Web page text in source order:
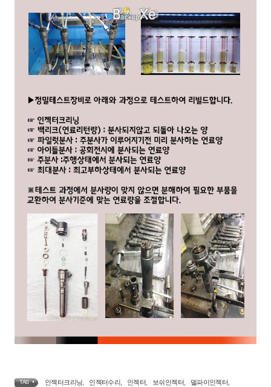
TAG • 인젝터크리닝 인젝터수리 인젝터 보쉬인젝터 델파이인젝터